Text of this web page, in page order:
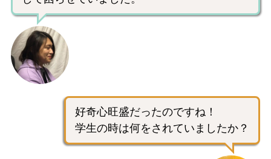
好奇心旺盛だったのですね！
学生の時は何をされていましたか？